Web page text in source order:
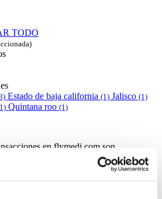
TODO
Estado de baja california (1) Jalisco (1)
Quintana roo (1)
en flymedi.com son
SARA TOURISM, una agencia de
en TÜRSAB (Certificado No: